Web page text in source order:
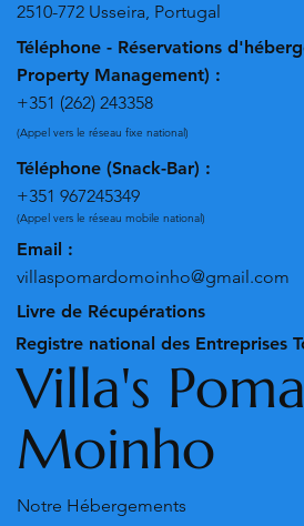
2510-772 Usseira, Portugal
Téléphone - Réservations
Property Management) :
+351 (262) 243358
(Appel vers le réseau fixe national)
Téléphone (Snack-Bar) :
+351 967245349
(Appel vers le réseau mobile national)
Email :
villaspomardomoinho@gmail.com
Livre de Récupérations
Registre national des Entreprises
Villa's
Moinho
Notre Hébergements